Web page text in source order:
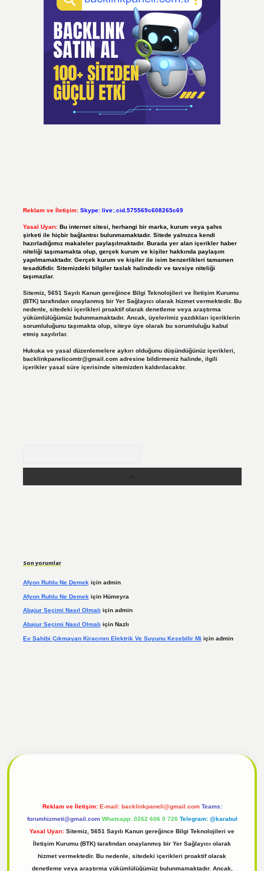
Reklam ve İletişim: Skype: live:.cid.575569c608265c69
Yasal Uyarı: Bu internet sitesi, herhangi bir marka, kurum veya şahıs
şirketi ile hiçbir bağlantısı bulunmamaktadır. Sitede yalnızca kendi
hazırladığımız makaleler paylaşılmaktadır. Burada yer alan içerikler haber
niteliği taşımamakta olup, gerçek kurum ve kişiler hakkında paylaşım
yapılmamaktadır. Gerçek kurum ve kişiler ile isim benzerlikleri tamamen
tesadüfidir. Sitemizdeki bilgiler taslak halindedir ve tavsiye niteliği
taşımazlar.
Sitemiz, 5651 Sayılı Kanun gereğince Bilgi Teknolojileri ve İletişim Kurumu
(BTK) tarafından onaylanmış bir Yer Sağlayıcı olarak hizmet vermektedir. Bu
nedenle, sitedeki içerikleri proaktif olarak denetleme veya araştırma
yükümlülüğümüz bulunmamaktadır. Ancak, üyelerimiz yazdıkları içeriklerin
sorumluluğunu taşımakta olup, siteye üye olarak bu sorumluluğu kabul
etmiş sayılırlar.
Hukuka ve yasal düzenlemelere aykırı olduğunu düşündüğünüz içerikleri,
backlinkpanelicomtr@gmail.comadresine bildirmeniz halinde, ilgili
içerikler yasal süre içerisinde sitemizden kaldırılacaktır.
Son yorumlar
Afyon Ruhlu Ne Demek için admin
Afyon Ruhlu Ne Demek için Hümeyra
Abajur Seçimi Nasıl Olmalı için admin
Abajur Seçimi Nasıl Olmalı için Nazlı
Ev Sahibi Çıkmayan Kiracının Elektrik Ve Suyunu Kesebilir Mi için admin
Reklam ve İletişim: E-mail: backlinkpaneli@gmail.com Teams:
forumhizmeti@gmail.com Whatsapp: 0262 606 0 726 Telegram: @karabul
Yasal Uyarı: Sitemiz, 5651 Sayılı Kanun gereğince Bilgi Teknolojileri ve
İletişim Kurumu (BTK) tarafından onaylanmış bir Yer Sağlayıcı olarak
hizmet vermektedir. Bu nedenle, sitedeki içerikleri proaktif olarak
denetleme veya araştırma yükümlülüğümüz bulunmamaktadır. Ancak,